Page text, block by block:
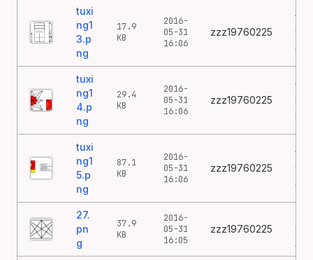
tuxi
ng1
3.p
ng
17.9
KB
2016-
05-31
16:06
zzz19760225
13
涂
鸦
tuxi
ng1
4.p
ng
29.4
KB
2016-
05-31
16:06
zzz19760225
14
涂
鸦
tuxi
ng1
5.p
ng
87.1
KB
2016-
05-31
16:06
zzz19760225
15
涂
鸦
27.
pn
g
37.9
KB
2016-
05-31
16:05
zzz19760225
涂
鸦